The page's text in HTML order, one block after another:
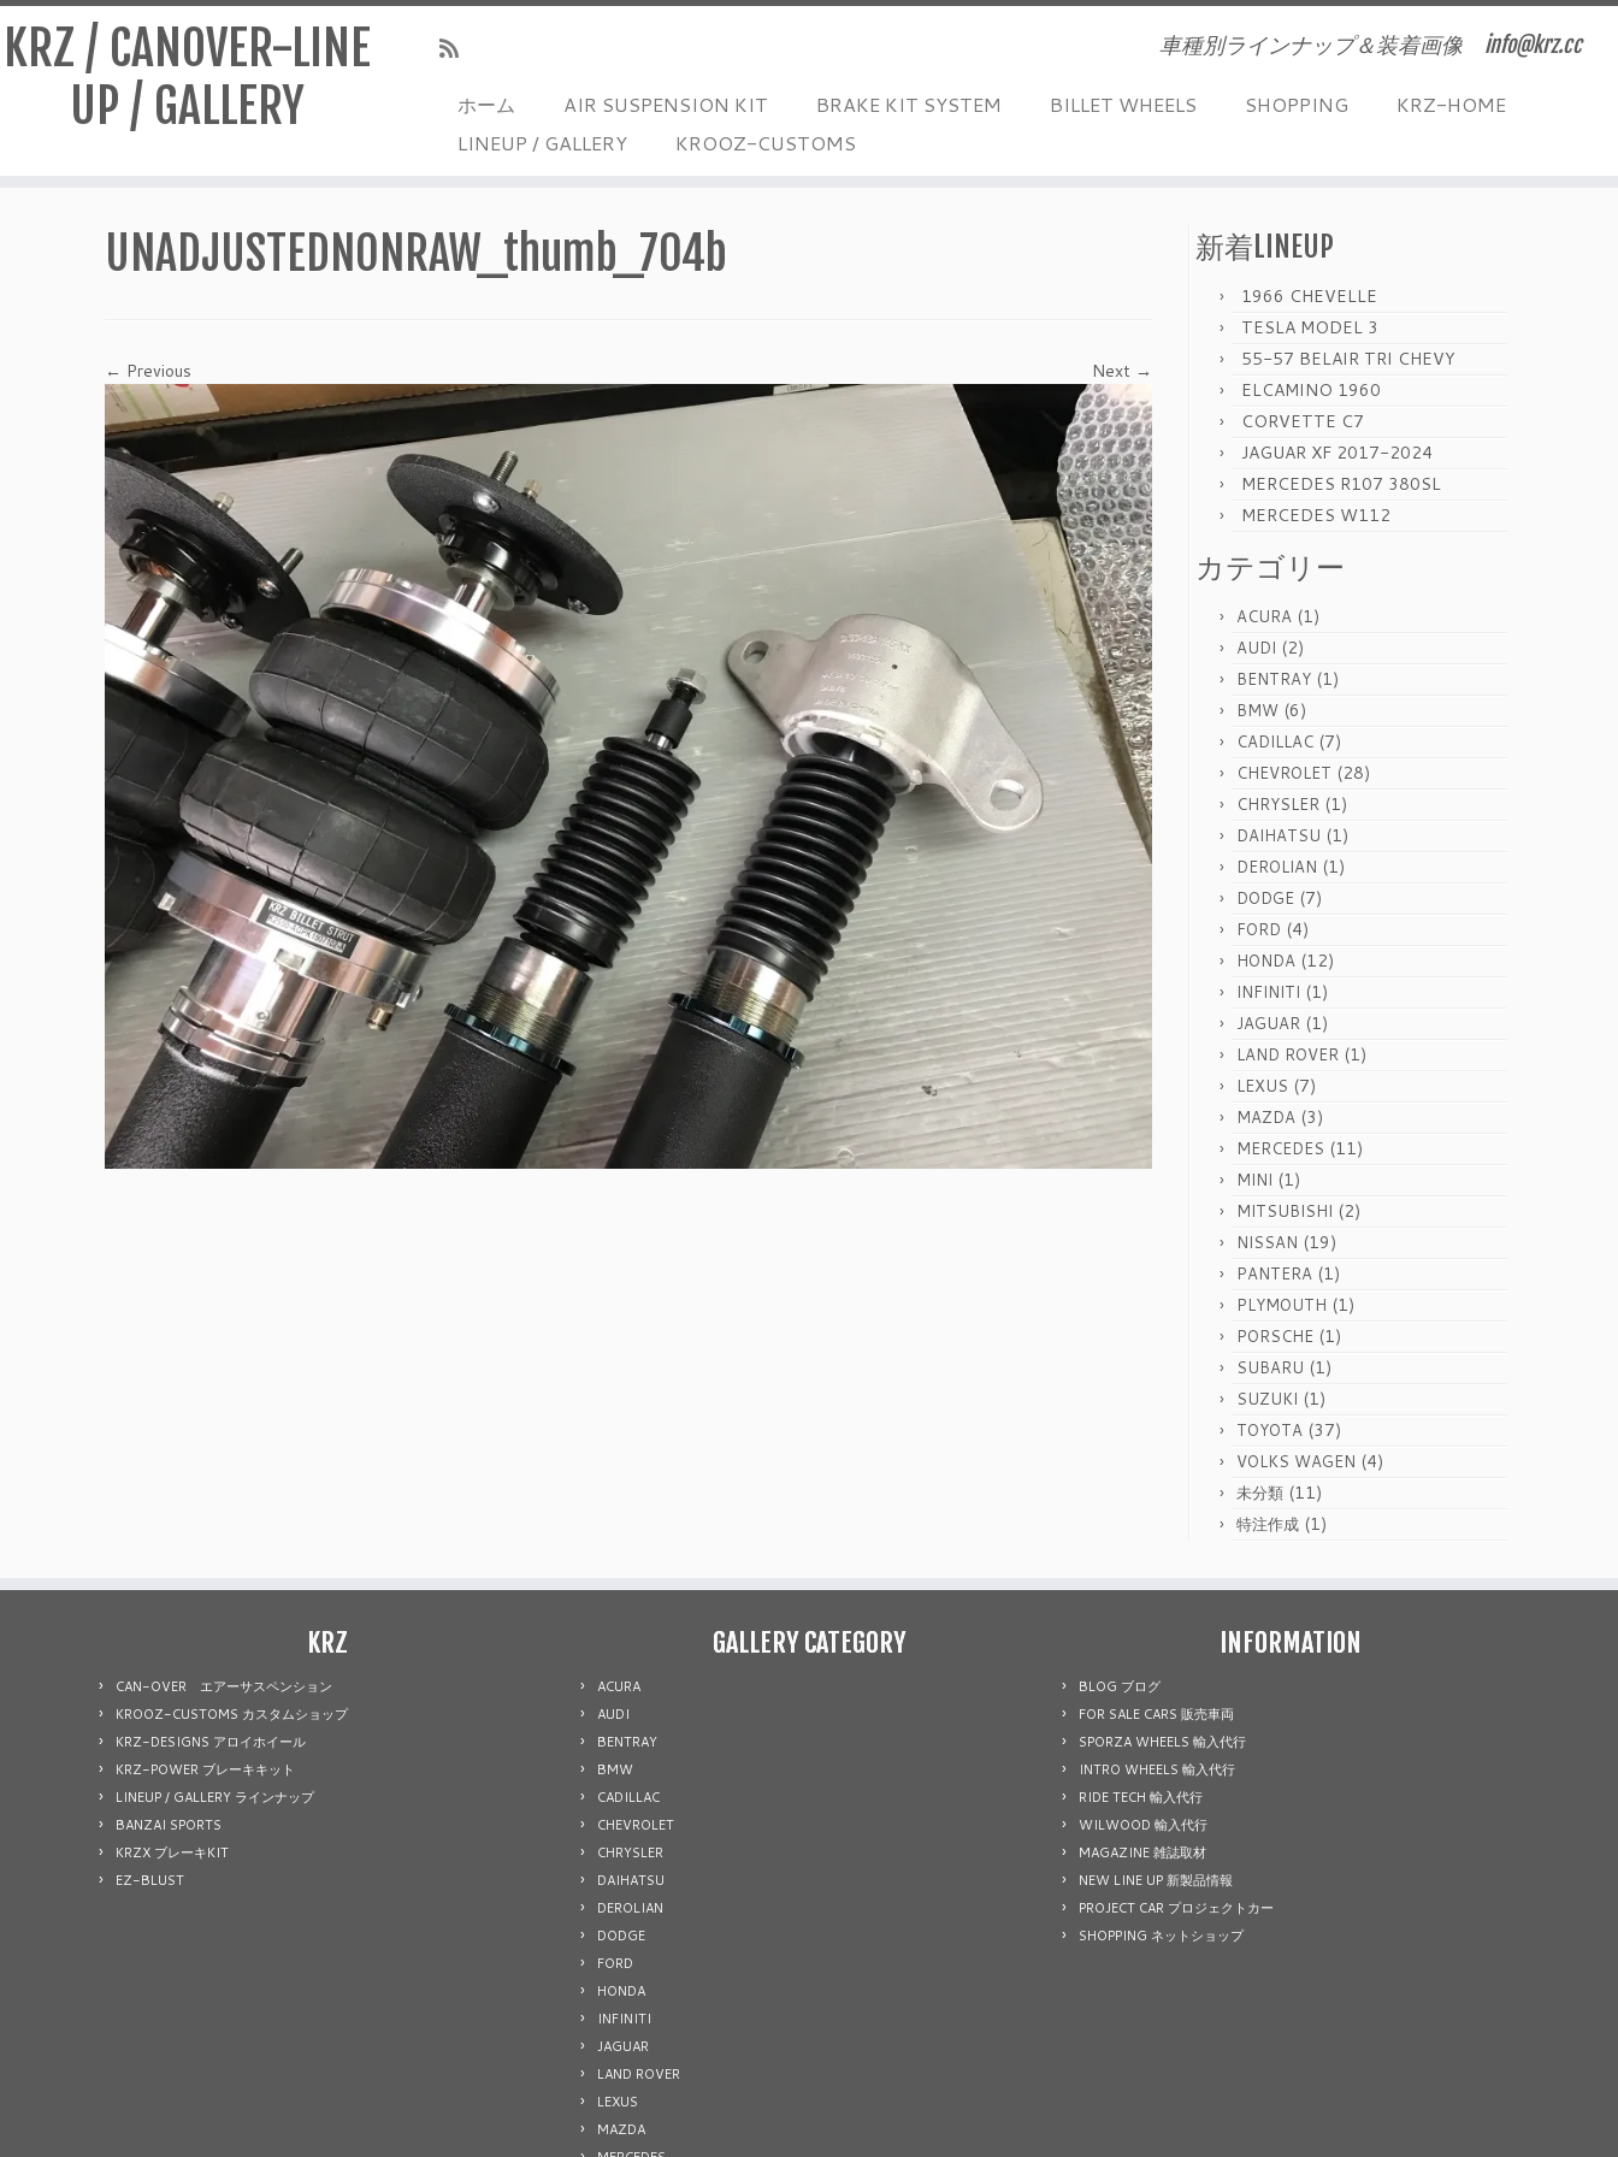
KRZ / CANOVER-LINE
UP / GALLERY
車種別ラインナップ＆装着画像 info@krz.cc
ホーム AIR SUSPENSION KIT BRAKE KIT SYSTEM BILLET WHEELS SHOPPING
KRZ-HOME
LINEUP / GALLERY
KROOZ-CUSTOMS
UNADJUSTEDNONRAW_thumb_704b
← Previous Next →
新着LINEUP
1966 CHEVELLE
TESLA MODEL 3
55-57 BELAIR TRI CHEVY
ELCAMINO 1960
CORVETTE C7
JAGUAR XF 2017-2024
MERCEDES R107 380SL
MERCEDES W112
カテゴリー
ACURA (1)
AUDI (2)
BENTRAY (1)
BMW (6)
CADILLAC (7)
CHEVROLET (28)
CHRYSLER (1)
DAIHATSU (1)
DEROLIAN (1)
DODGE (7)
FORD (4)
HONDA (12)
INFINITI (1)
JAGUAR (1)
LAND ROVER (1)
LEXUS (7)
MAZDA (3)
MERCEDES (11)
MINI (1)
MITSUBISHI (2)
NISSAN (19)
PANTERA (1)
PLYMOUTH (1)
PORSCHE (1)
SUBARU (1)
SUZUKI (1)
TOYOTA (37)
VOLKS WAGEN (4)
未分類 (11)
特注作成 (1)
KRZ
CAN-OVER エアーサスペンション
KROOZ-CUSTOMS カスタムショップ
KRZ-DESIGNS アロイホイール
KRZ-POWER ブレーキキット
LINEUP / GALLERY ラインナップ
BANZAI SPORTS
KRZX ブレーキKIT
EZ-BLUST
GALLERY CATEGORY
ACURA
AUDI
BENTRAY
BMW
CADILLAC
CHEVROLET
CHRYSLER
DAIHATSU
DEROLIAN
DODGE
FORD
HONDA
INFINITI
JAGUAR
LAND ROVER
LEXUS
MAZDA
INFORMATION
BLOG ブログ
FOR SALE CARS 販売車両
SPORZA WHEELS 輸入代行
INTRO WHEELS 輸入代行
RIDE TECH 輸入代行
WILWOOD 輸入代行
MAGAZINE 雑誌取材
NEW LINE UP 新製品情報
PROJECT CAR プロジェクトカー
SHOPPING ネットショップ